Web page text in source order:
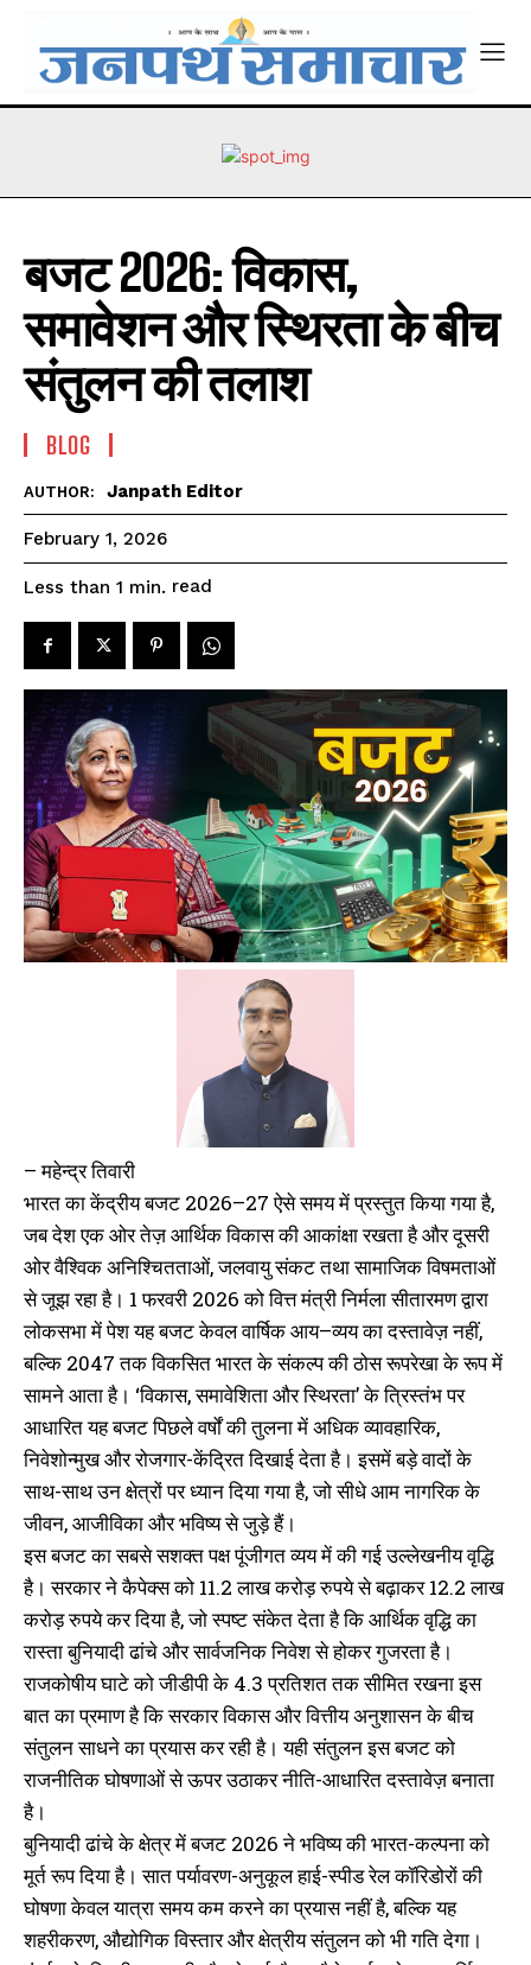
बजट 2026: विकास,
समावेशन और स्थिरता के बीच
संतुलन की तलाश
BLOG
AUTHOR: Janpath Editor
February 1, 2026
Less than 1 min. read
– महेन्द्र तिवारी
भारत का केंद्रीय बजट 2026–27 ऐसे समय में प्रस्तुत किया गया है,
जब देश एक ओर तेज़ आर्थिक विकास की आकांक्षा रखता है और दूसरी
ओर वैश्विक अनिश्चितताओं, जलवायु संकट तथा सामाजिक विषमताओं
से जूझ रहा है। 1 फरवरी 2026 को वित्त मंत्री निर्मला सीतारमण द्वारा
लोकसभा में पेश यह बजट केवल वार्षिक आय–व्यय का दस्तावेज़ नहीं,
बल्कि 2047 तक विकसित भारत के संकल्प की ठोस रूपरेखा के रूप में
सामने आता है। ‘विकास, समावेशिता और स्थिरता’ के त्रिस्तंभ पर
आधारित यह बजट पिछले वर्षों की तुलना में अधिक व्यावहारिक,
निवेशोन्मुख और रोजगार-केंद्रित दिखाई देता है। इसमें बड़े वादों के
साथ-साथ उन क्षेत्रों पर ध्यान दिया गया है, जो सीधे आम नागरिक के
जीवन, आजीविका और भविष्य से जुड़े हैं।
इस बजट का सबसे सशक्त पक्ष पूंजीगत व्यय में की गई उल्लेखनीय वृद्धि
है। सरकार ने कैपेक्स को 11.2 लाख करोड़ रुपये से बढ़ाकर 12.2 लाख
करोड़ रुपये कर दिया है, जो स्पष्ट संकेत देता है कि आर्थिक वृद्धि का
रास्ता बुनियादी ढांचे और सार्वजनिक निवेश से होकर गुजरता है।
राजकोषीय घाटे को जीडीपी के 4.3 प्रतिशत तक सीमित रखना इस
बात का प्रमाण है कि सरकार विकास और वित्तीय अनुशासन के बीच
संतुलन साधने का प्रयास कर रही है। यही संतुलन इस बजट को
राजनीतिक घोषणाओं से ऊपर उठाकर नीति-आधारित दस्तावेज़ बनाता
है।
बुनियादी ढांचे के क्षेत्र में बजट 2026 ने भविष्य की भारत-कल्पना को
मूर्त रूप दिया है। सात पर्यावरण-अनुकूल हाई-स्पीड रेल कॉरिडोरों की
घोषणा केवल यात्रा समय कम करने का प्रयास नहीं है, बल्कि यह
शहरीकरण, औद्योगिक विस्तार और क्षेत्रीय संतुलन को भी गति देगा।